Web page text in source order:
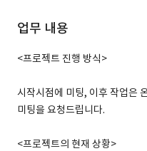
업무 내용
<프로젝트 진행 방식>
시작시점에 미팅, 이후 작업은
미팅을 요청드립니다.
<프로젝트의 현재 상황>